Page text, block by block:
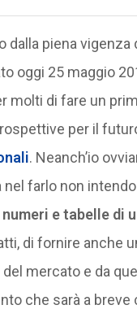
dalla piena vigenza
oggi 25 maggio
molti di fare un
per il
. Neanch’io
nel farlo non
e tabelle di
di fornire anche
mercato e da
che sarà a breve